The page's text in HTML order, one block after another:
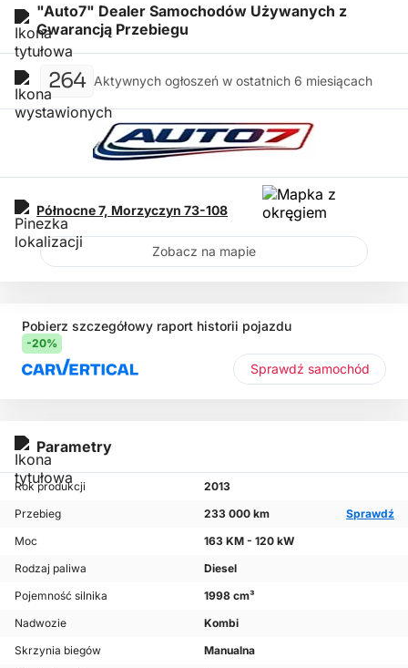
Pobierz szczegółowy raport historii pojazdu
-20%
Sprawdź samochód
Parametry
Rok produkcji
2013
Przebieg
233 000 km
Sprawdź
Moc
163 KM - 120 kW
Rodzaj paliwa
Diesel
Pojemność silnika
1998 cm³
Nadwozie
Kombi
Skrzynia biegów
Manualna
"Auto7" Dealer Samochodów Używanych z
Gwarancją Przebiegu
264 Aktywnych ogłoszeń w ostatnich 6 miesiącach
Północne 7, Morzyczyn 73-108
Zobacz na mapie